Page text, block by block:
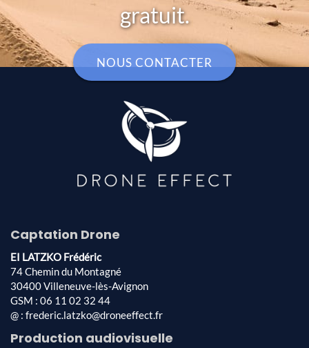
gratuit.
NOUS CONTACTER
Captation Drone
EI LATZKO Frédéric
74 Chemin du Montagné
30400 Villeneuve-lès-Avignon
GSM : 06 11 02 32 44
@ : frederic.latzko@droneeffect.fr
Production audiovisuelle